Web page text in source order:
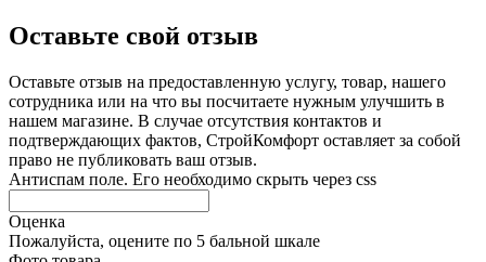
Оставьте свой отзыв
Оставьте отзыв на предоставленную услугу, товар, нашего
сотрудника или на что вы посчитаете нужным улучшить в
нашем магазине. В случае отсутствия контактов и
подтверждающих фактов, СтройКомфорт оставляет за собой
право не публиковать ваш отзыв.
Антиспам поле. Его необходимо скрыть через css
Оценка
Пожалуйста, оцените по 5 бальной шкале